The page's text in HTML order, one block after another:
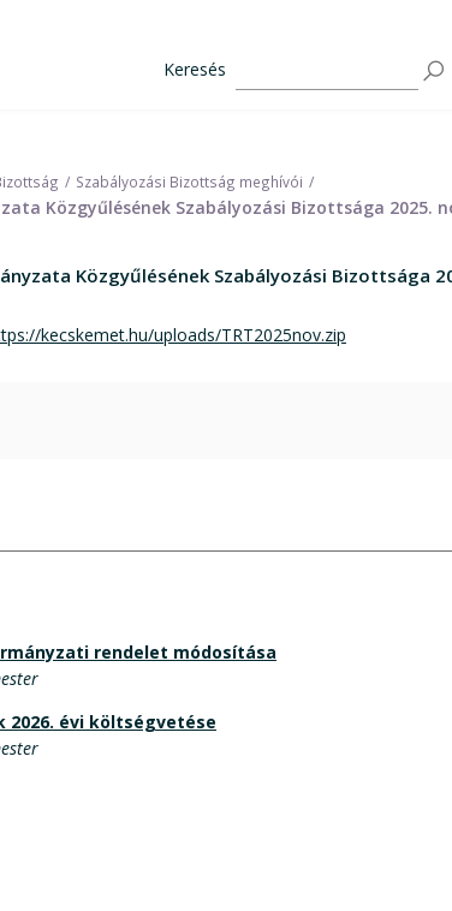
Keresés
Szabályozási Bizottság meghívói
Közgyűlésének Szabályozási Bizottsága
Közgyűlésének Szabályozási
kecskemet.hu/uploads/TRT2025nov.zip
rendelet módosítása
2026. évi költségvetése